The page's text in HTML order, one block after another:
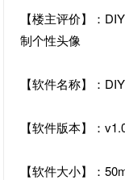
【楼主评价】：
制个性头像
【软件名称】：
【软件版本】：
【软件大小】：